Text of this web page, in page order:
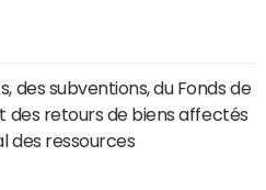
des subventions, du Fonds de
des retours de biens affectés
des ressources